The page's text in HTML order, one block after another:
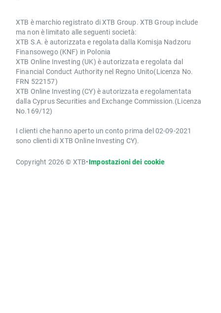
XTB è marchio registrato di XTB Group. XTB Group include
ma non è limitato alle seguenti società:
XTB S.A. è autorizzata e regolata dalla Komisja Nadzoru
Finansowego (KNF) in Polonia
XTB Online Investing (UK) è autorizzata e regolata dal
Financial Conduct Authority nel Regno Unito(Licenza No.
FRN 522157)
XTB Online Investing (CY) è autorizzata e regolamentata
dalla Cyprus Securities and Exchange Commission.(Licenza
No.169/12)
I clienti che hanno aperto un conto prima del 02-09-2021
sono clienti di XTB Online Investing CY).
Copyright 2026 © XTB•Impostazioni dei cookie